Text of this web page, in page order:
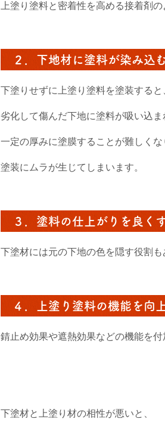
上塗り塗料と密着性を高める接着剤
２．下地材に塗料が染み込
下塗りせずに上塗り塗料を塗装すると
劣化して傷んだ下地に塗料が吸い込
一定の厚みに塗膜することが難しくな
塗装にムラが生じてしまいます。
３．塗料の仕上がりを良く
下塗材には元の下地の色を隠す役割
４．上塗り塗料の機能を向
錆止め効果や遮熱効果などの機能を
下塗材と上塗り材の相性が悪いと、